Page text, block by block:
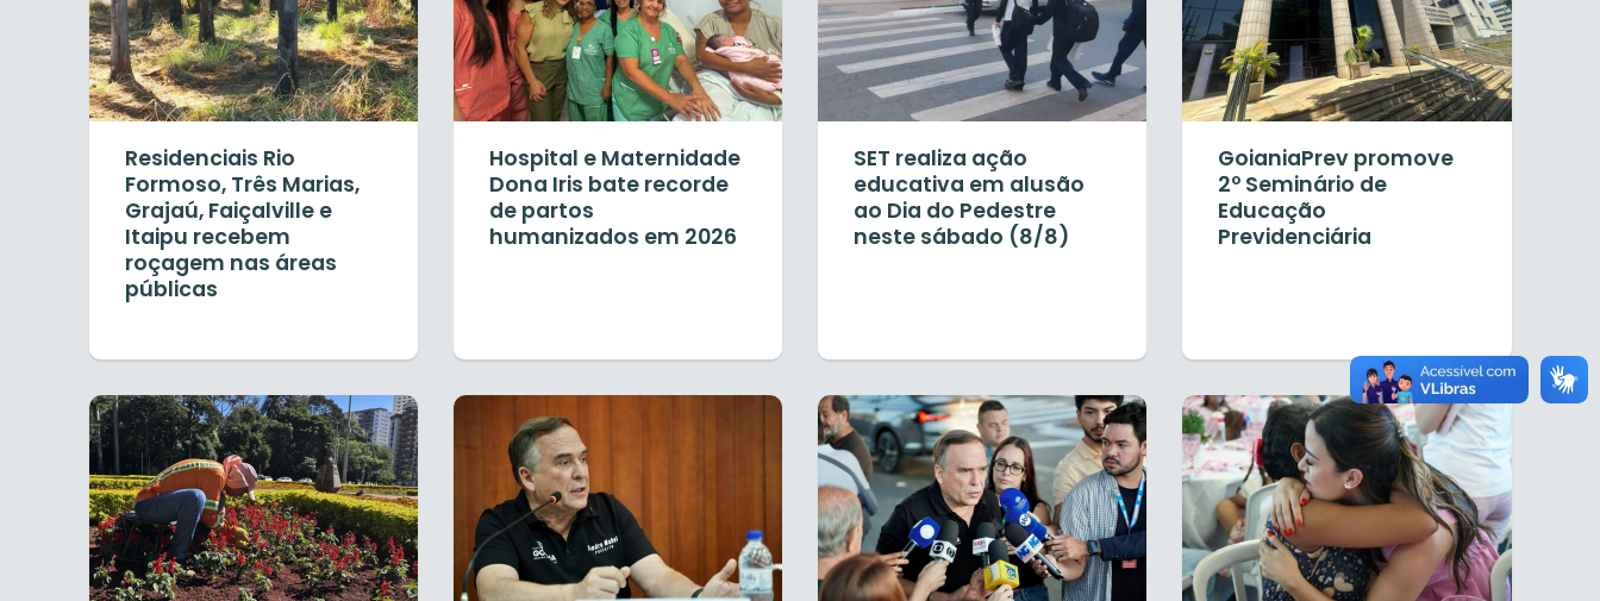
Residenciais Rio
Formoso, Três Marias,
Grajaú, Faiçalville e
Itaipu recebem
roçagem nas áreas
públicas
Hospital e Maternidade
Dona Iris bate recorde
de partos
humanizados em 2026
SET realiza ação
educativa em alusão
ao Dia do Pedestre
neste sábado (8/8)
GoianiaPrev promove
2º Seminário de
Educação
Previdenciária